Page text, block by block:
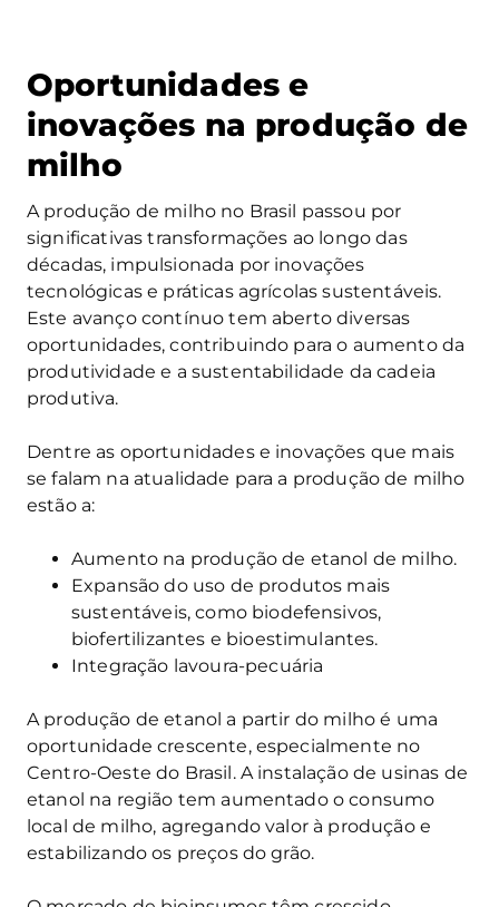
Oportunidades e
inovações na produção de
milho
A produção de milho no Brasil passou por
significativas transformações ao longo das
décadas, impulsionada por inovações
tecnológicas e práticas agrícolas sustentáveis.
Este avanço contínuo tem aberto diversas
oportunidades, contribuindo para o aumento da
produtividade e a sustentabilidade da cadeia
produtiva.
Dentre as oportunidades e inovações que mais
se falam na atualidade para a produção de milho
estão a:
Aumento na produção de etanol de milho.
Expansão do uso de produtos mais
sustentáveis, como biodefensivos,
biofertilizantes e bioestimulantes.
Integração lavoura-pecuária
A produção de etanol a partir do milho é uma
oportunidade crescente, especialmente no
Centro-Oeste do Brasil. A instalação de usinas de
etanol na região tem aumentado o consumo
local de milho, agregando valor à produção e
estabilizando os preços do grão.